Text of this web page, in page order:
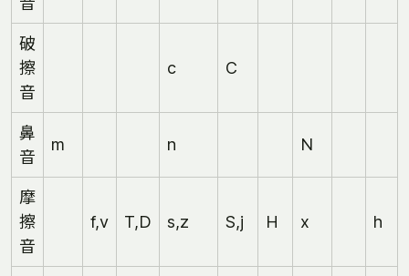
破
擦
音
c C
鼻
音
m n N
摩
擦
音
f,v T,D s,z S,j H x h